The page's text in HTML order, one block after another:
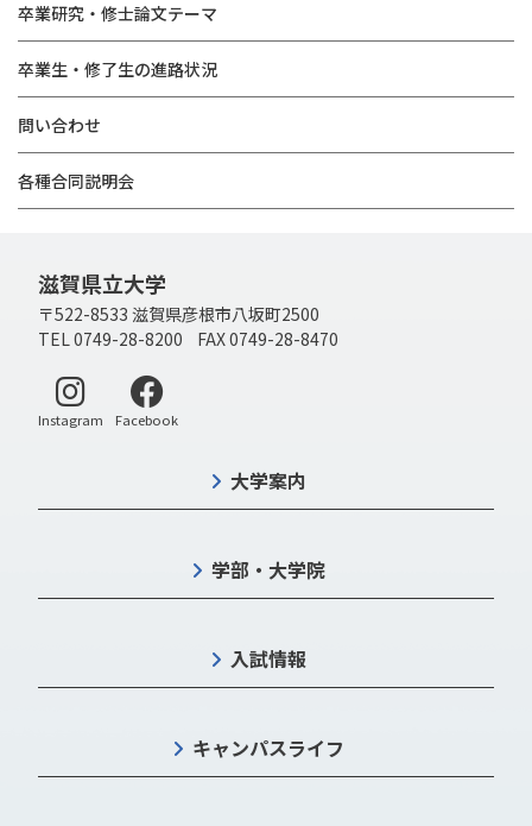
卒業研究・修士論文テーマ
卒業生・修了生の進路状況
問い合わせ
各種合同説明会
滋賀県立大学
〒522-8533 滋賀県彦根市八坂町2500
TEL 0749-28-8200 FAX 0749-28-8470
Instagram 別ウィンドウで開く
Facebook別ウィンドウで開く
大学案内
学部・大学院
入試情報
キャンパスライフ